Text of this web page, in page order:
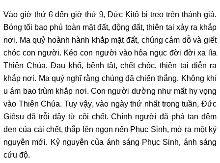
Vào giờ thứ 6 đến giờ thứ 9, Đức Kitô bị treo trên thánh giá.
Bóng tối bao phủ toàn mặt đất, động đất, thiên tai xảy ra khắp
nơi. Ma quỷ hoành hành khắp mặt đất, chúng cám dỗ và giết
chóc con người. Kéo con người vào hỏa ngục đời đời xa lìa
Thiên Chúa. Đau khổ, bệnh tật, chết chóc, thiên tai diễn ra
khắp nơi. Ma quỷ nghĩ rằng chúng đã chiến thắng. Không khí
u ám bao trùm khắp nơi. Con người dường như mất hy vọng
vào Thiên Chúa. Tuy vậy, vào ngày thứ nhất trong tuần, Đức
Giêsu đã trỗi dậy từ cõi chết. Chính người đã phá tan đêm
đen của cái chết, thắp lên ngọn nến Phục Sinh, mở ra một kỷ
nguyên mới. Kỷ nguyên của ánh sáng Phục Sinh, ánh sáng
cứu độ.